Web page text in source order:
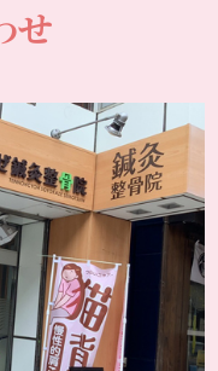
せ